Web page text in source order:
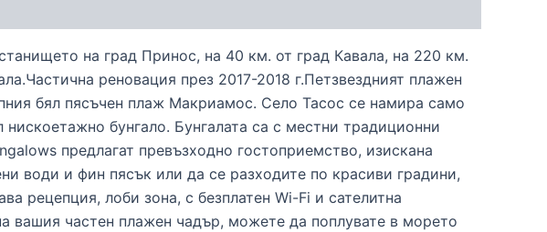
на град Принос, на 40 км. от град Кавала, на 220 км.
реновация през 2017-2018 г.Петзвездният плажен
бял пясъчен плаж Макриамос. Село Тасос се намира само
бунгало. Бунгалата са с местни традиционни
предлагат превъзходно гостоприемство, изискана
води и фин пясък или да се разходите по красиви градини,
рецепция, лоби зона, с безплатен Wi-Fi и сателитна
вашия частен плажен чадър, можете да поплувате в морето